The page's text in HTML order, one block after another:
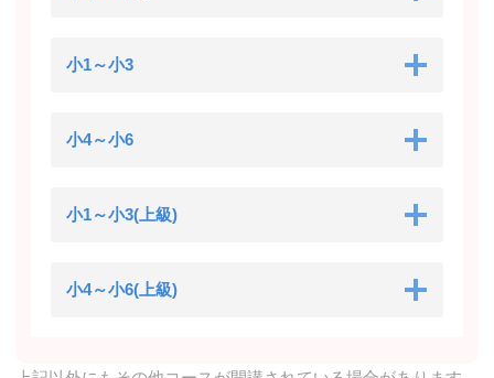
小1～小3
小4～小6
小1～小3(上級)
小4～小6(上級)